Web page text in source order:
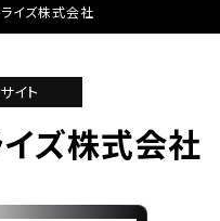
イズ株式会社
イト
ズ株式会社